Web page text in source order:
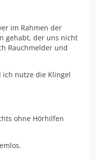
im Rahmen der
gehabt, der uns nicht
Rauchmelder und
ich nutze die Klingel
ohne Hörhilfen